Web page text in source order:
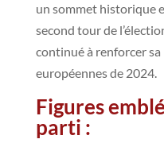
un sommet historique
second tour de
continué à renforcer
européennes de 2024.
Figures
parti :